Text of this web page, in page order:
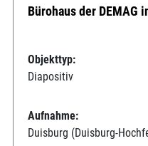
Bürohaus der DEMAG
Objekttyp:
Diapositiv
Aufnahme:
Duisburg (Duisburg-